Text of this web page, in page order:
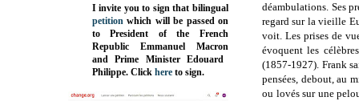
déambulations. Ses
regard sur la vieille
voit. Les prises de
évoquent les
(1857-1927). Frank
pensées, debout, au
ou lovés sur une
I invite you to sign that bilingual
petition which will be passed on
to President of the French
Republic Emmanuel Macron
and Prime MinisterEdouard
Philippe. Click here to sign.